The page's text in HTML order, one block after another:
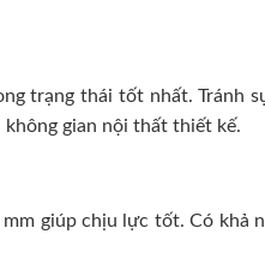
trạng thái tốt nhất. Tránh
gian nội thất thiết kế.
giúp chịu lực tốt. Có khả